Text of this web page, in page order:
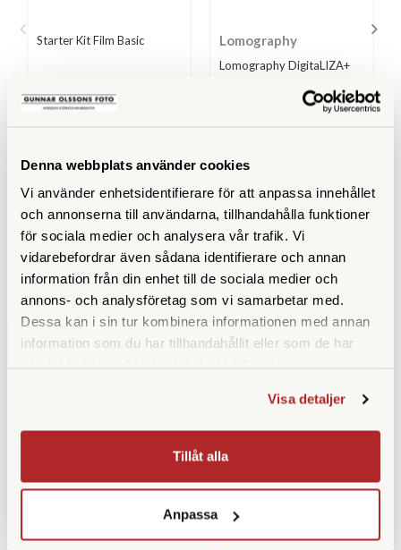
Denna webbplats använder cookies
Vi använder enhetsidentifierare för att anpassa innehållet
och annonserna till användarna, tillhandahålla funktioner
för sociala medier och analysera vår trafik. Vi
vidarebefordrar även sådana identifierare och annan
information från din enhet till de sociala medier och
annons- och analysföretag som vi samarbetar med.
Dessa kan i sin tur kombinera informationen med annan
information som du har tillhandahållit eller som de har
Visa detaljer
Tillåt alla
Anpassa
Starter Kit Film Basic
Finns i lager
LÄS MER
KÖP
Lomography
Lomography DigitaLIZA+
Finns i lager
KÖP
ANDRA KÖPTE ÄVEN